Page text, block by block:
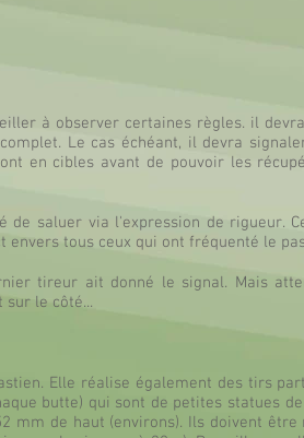
à observer certaines règles. il
Le cas échéant, il devra
en cibles avant de pouvoir les
saluer via l'expression de rigueur.
tous ceux qui ont fréquenté le
tireur ait donné le signal. Mais
le côté...
Elle réalise également des tirs
butte) qui sont de petites statues
de haut (environs). Ils doivent